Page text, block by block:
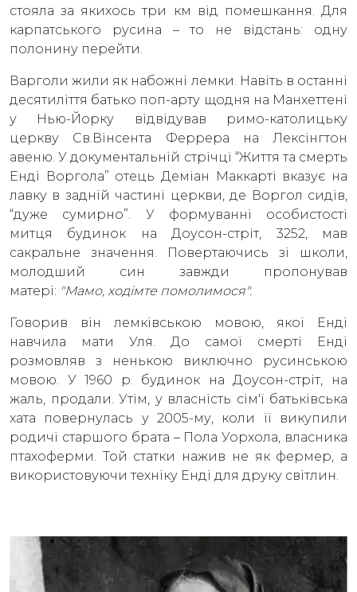
стояла за якихось три км від помешкання. Для
карпатського русина – то не відстань: одну
полонину перейти.
Варголи жили як набожні лемки. Навіть в останні
десятиліття батько поп-арту щодня на Манхеттені
у Нью-Йорку відвідував римо-католицьку
церкву Св.Вінсента Феррера на Лексінгтон
авеню. У документальній стрічці “Життя та смерть
Енді Воргола” отець Деміан Маккарті вказує на
лавку в задній частині церкви, де Воргол сидів,
“дуже сумирно”. У формуванні особистості
митця будинок на Доусон-стріт, 3252, мав
сакральне значення. Повертаючись зі школи,
молодший син завжди пропонував
матері: "Мамо, ходімте помолимося".
Говорив він лемківською мовою, якої Енді
навчила мати Уля. До самої смерті Енді
розмовляв з ненькою виключно русинською
мовою. У 1960 р. будинок на Доусон-стріт, на
жаль, продали. Утім, у власність сім'ї батьківська
хата повернулась у 2005-му, коли її викупили
родичі старшого брата – Пола Уорхола, власника
птахоферми. Той статки нажив не як фермер, а
використовуючи техніку Енді для друку світлин.